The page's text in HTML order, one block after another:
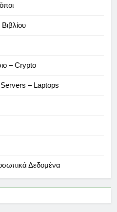
– Crypto
– Laptops
Δεδομένα